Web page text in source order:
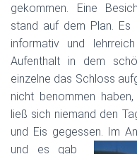
gekommen. Eine
stand auf dem Plan. Es
informativ und
Aufenthalt in dem
einzelne das Schloss
nicht benommen
ließ sich niemand den
und Eis gegessen. Im
und es gab